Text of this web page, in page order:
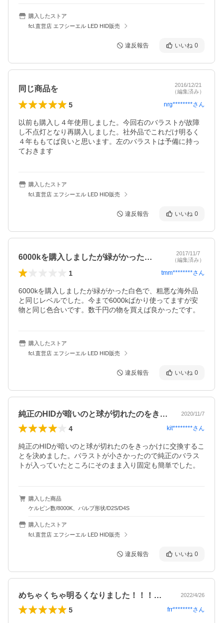
購入したストア
fcl.直営店 エフシーエル LED HID販売
違反報告 いいね 0
同じ商品を
2016/12/21
（編集済み）
5 nrg********さん
以前も購入し４年使用しました。今回右のバラストが故障
し不点灯となり再購入しました。社外品でこれだけ明るく
４年ももてば良いと思います。左のバラストは予備に持っ
ておきます
購入したストア
fcl.直営店 エフシーエル LED HID販売
違反報告 いいね 0
6000kを購入しましたが緑がかった白…
2017/11/7
（編集済み）
1 tmm********さん
6000kを購入しましたが緑がかった白色で、粗悪な海外品
と同じレベルでした。今まで6000kばかり使ってますが安
物と同じ色合いです。数千円の物を買えば良かったです。
購入したストア
fcl.直営店 エフシーエル LED HID販売
違反報告 いいね 0
純正のHIDが暗いのと球が切れたのをき… 2020/11/7
4 kit********さん
純正のHIDが暗いのと球が切れたのをきっかけに交換するこ
とを決めました。バラストが小さかったので純正のバラス
トが入っていたところにそのまま入り固定も簡単でした。
購入した商品
ケルビン数/8000K、バルブ形状/D2S/D4S
購入したストア
fcl.直営店 エフシーエル LED HID販売
違反報告 いいね 0
めちゃくちゃ明るくなりました！！！ただ… 2022/4/26
5 frr********さん